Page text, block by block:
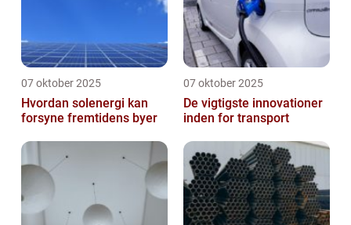
07 oktober 2025
Hvordan solenergi kan
forsyne fremtidens byer
07 oktober 2025
De vigtigste innovationer
inden for transport